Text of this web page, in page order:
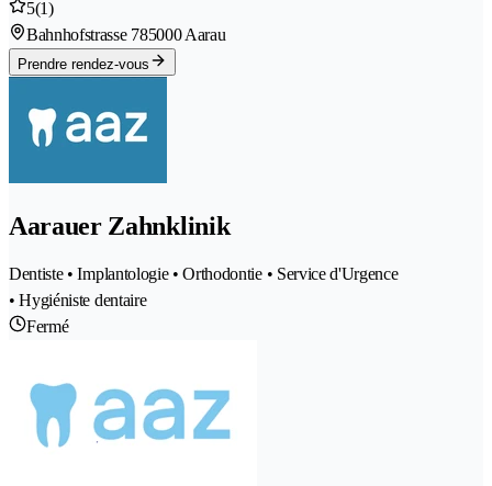
5(1)
Bahnhofstrasse 785000 Aarau
Prendre rendez-vous
Aarauer Zahnklinik
Dentiste • Implantologie • Orthodontie • Service d'Urgence
• Hygiéniste dentaire
Fermé